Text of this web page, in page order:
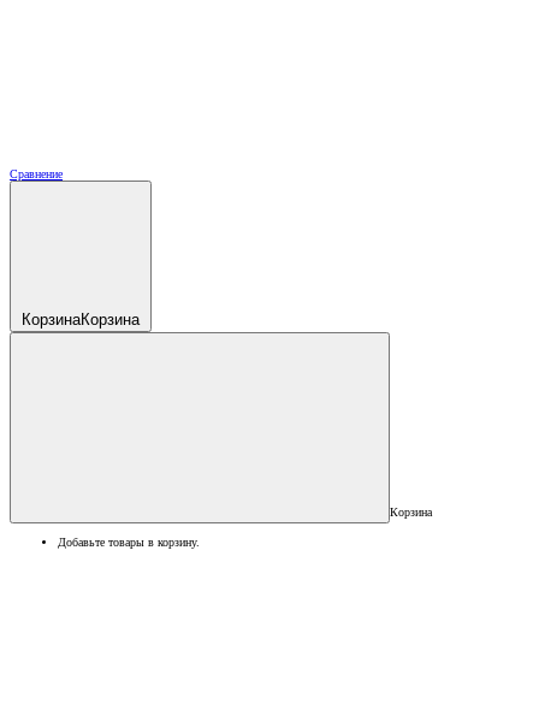
Сравнение
КорзинаКорзина
Корзина
Добавьте товары в корзину.